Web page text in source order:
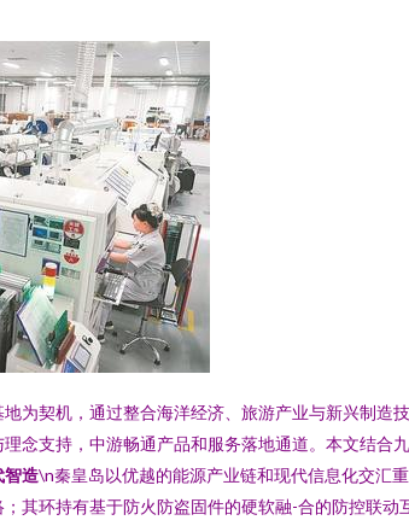
为契机，通过整合海洋经济、旅游产业与新兴制造
念支持，中游畅通产品和服务落地通道。本文结合
智造\n秦皇岛以优越的能源产业链和现代信息化交汇
其环持有基于防火防盗固件的硬软融-合的防控联